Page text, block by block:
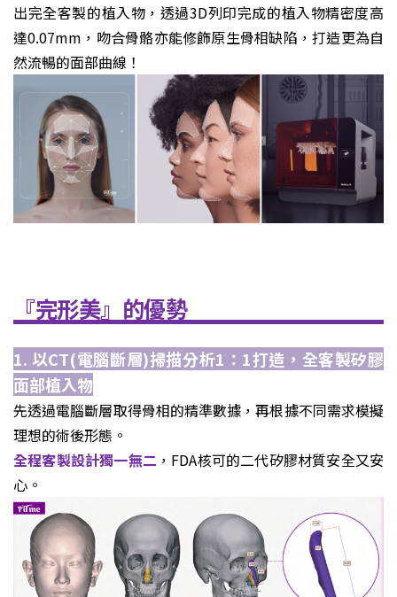
出完全客製的植入物，透過3D列印完成的植入物精密度高
達0.07mm，吻合骨骼亦能修飾原生骨相缺陷，打造更為自
然流暢的面部曲線！
『完形美』的優勢
1. 以CT(電腦斷層)掃描分析1：1打造，全客製矽膠
面部植入物
先透過電腦斷層取得骨相的精準數據，再根據不同需求模擬
理想的術後形態。
全程客製設計獨一無二 ，FDA核可的二代矽膠材質安全又安
心。